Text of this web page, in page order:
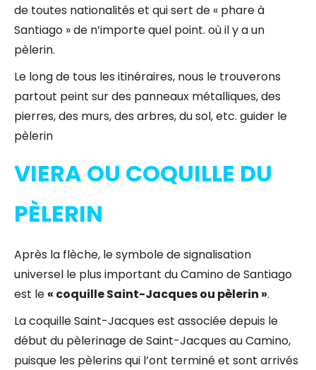
de toutes nationalités et qui sert de « phare à
Santiago » de n’importe quel point. où il y a un
pèlerin.
Le long de tous les itinéraires, nous le trouverons
partout peint sur des panneaux métalliques, des
pierres, des murs, des arbres, du sol, etc. guider le
pèlerin
VIERA OU COQUILLE DU
PÈLERIN
Après la flèche, le symbole de signalisation
universel le plus important du Camino de Santiago
est le « coquille Saint-Jacques ou pèlerin ».
La coquille Saint-Jacques est associée depuis le
début du pèlerinage de Saint-Jacques au Camino,
puisque les pèlerins qui l’ont terminé et sont arrivés